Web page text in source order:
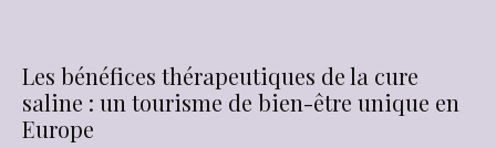
Les bénéfices thérapeutiques de la cure
saline : un tourisme de bien-être unique en
Europe